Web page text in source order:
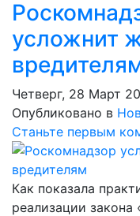
усложнит
Четверг, 28 Март
Опубликовано в
Станьте первым
Как показала
реализации